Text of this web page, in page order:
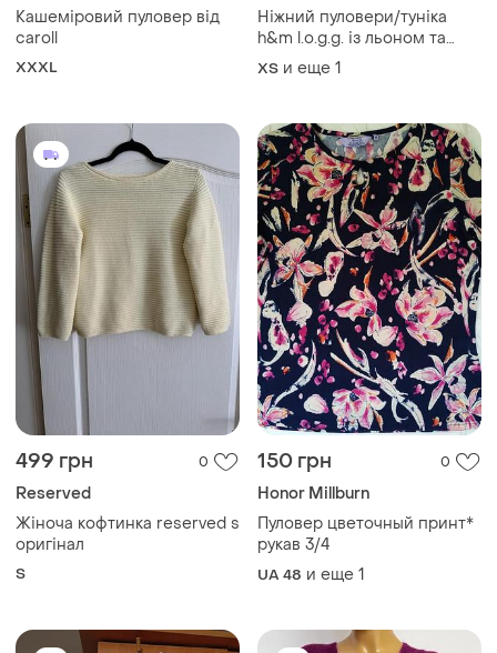
Кашеміровий пуловер від
caroll
XXXL
Ніжний пуловери/туніка
h&m l.o.g.g. із льоном та
бавовною (оверсайз)
ХS и еще 1
499 грн 0
Reserved
Жіноча кофтинка reserved s
оригінал
S
150 грн 0
Honor Millburn
Пуловер цветочный принт*
рукав 3/4
UA 48 и еще 1